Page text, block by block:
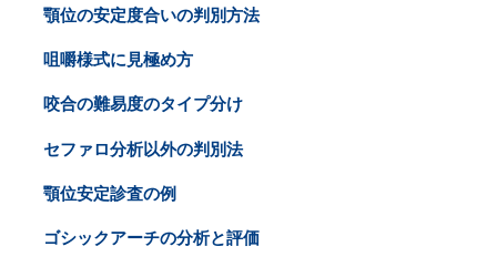
顎位の安定度合いの判別方法
咀嚼様式に見極め方
咬合の難易度のタイプ分け
セファロ分析以外の判別法
顎位安定診査の例
ゴシックアーチの分析と評価